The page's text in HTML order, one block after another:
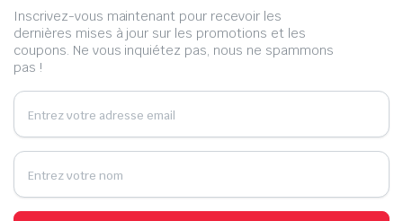
Inscrivez-vous maintenant pour recevoir les
dernières mises à jour sur les promotions et les
coupons. Ne vous inquiétez pas, nous ne spammons
pas !